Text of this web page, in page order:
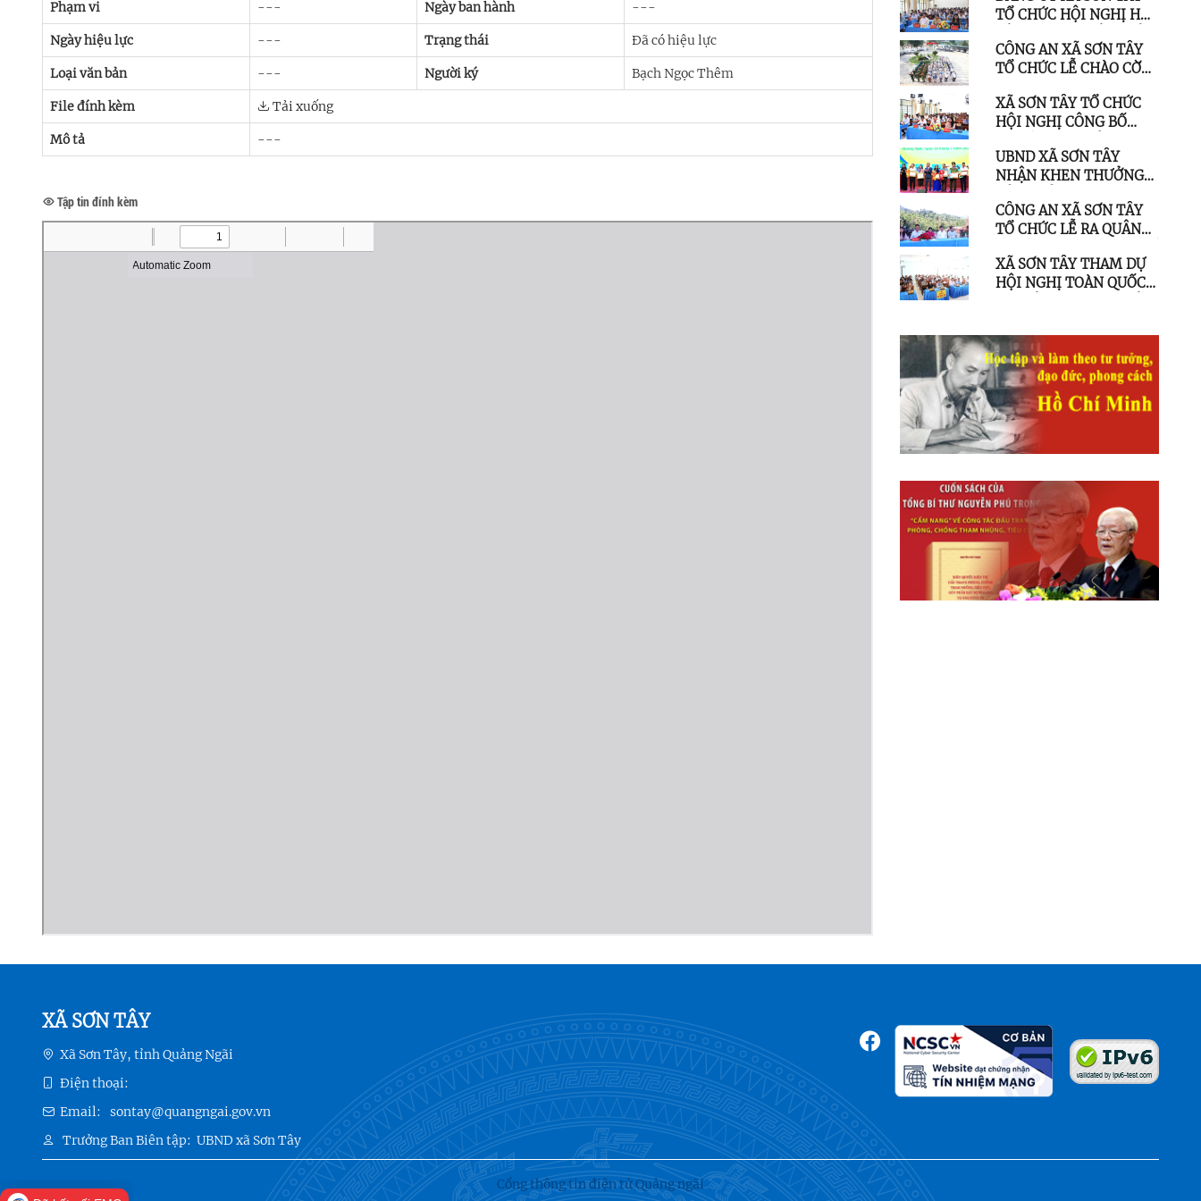
Phạm vi --- Ngày ban hành ---
Ngày hiệu lực --- Trạng thái Đã có hiệu lực
Loại văn bản --- Người ký Bạch Ngọc Thêm
File đính kèm Tải xuống
Mô tả ---
Tập tin đính kèm
GIA CẦM NĂM 2026
TỔ CHỨC HỘI NGHỊ HỌC
THỊ SỐ 07-CT/TW VÀ
CÁC VĂN BẢN CỦA
TRUNG ƯƠNG, TỈNH ỦY
CÔNG AN XÃ SƠN TÂY
TỔ CHỨC LỄ CHÀO CỜ
TRỊ DƯỚI CỜ THÁNG 8
XÃ SƠN TÂY TỔ CHỨC
HỘI NGHỊ CÔNG BỐ
NHẬN TRƯỞNG THÔN
NHIỆM KỲ 2025 – 2030
UBND XÃ SƠN TÂY
NHẬN KHEN THƯỞNG
TỈNH TẠI HỘI NGHỊ
TỔNG KẾT ĐẠI HỘI
TDTT LẦN THỨ I NĂM
2026
CÔNG AN XÃ SƠN TÂY
TỔ CHỨC LỄ RA QUÂN
HƯỚNG DẪN CÔNG DÂN
SỐ, ĐỒNG HÀNH CÙNG
XÃ SƠN TÂY THAM DỰ
HỘI NGHỊ TOÀN QUỐC
KHAI THỰC HIỆN NGHỊ
QUYẾT HỘI NGHỊ LẦN
THỨ BA, BAN CHẤP
HÀNH TRUNG ƯƠNG
ĐẢNG KHÓA XIV
XÃ SƠN TÂY
Xã Sơn Tây, tỉnh Quảng Ngãi
Điện thoại:
Email:
sontay@quangngai.gov.vn
Trưởng Ban Biên tập: UBND xã Sơn Tây
Cổng thông tin điện tử Quảng ngãi